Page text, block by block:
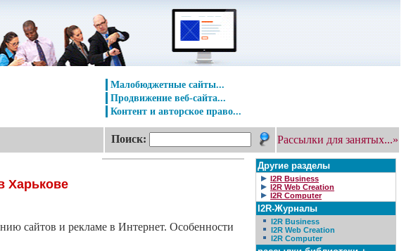
Малобюджетные сайты...
Продвижение веб-сайта...
Контент и авторское право...
Поиск: Рассылки для занятых...»
Харькове
сайтов и рекламе в Интернет. Особенности
Другие разделы
I2R Business
I2R Web Creation
I2R Computer
I2R-Журналы
I2R Business
I2R Web Creation
I2R Computer